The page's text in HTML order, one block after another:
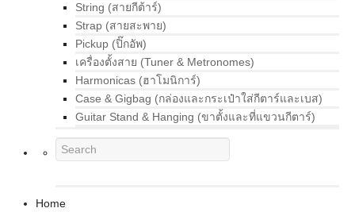
String (สายกีต้าร์)
Strap (สายสะพาย)
Pickup (ปิ๊กอัพ)
เครื่องตั้งสาย (Tuner & Metronomes)
Harmonicas (ฮาโมนิการ์)
Case & Gigbag (กล่องและกระเป๋าใส่กีตาร์และเบส)
Guitar Stand & Hanging (ขาตั้งและที่แขวนกีตาร์)
Home